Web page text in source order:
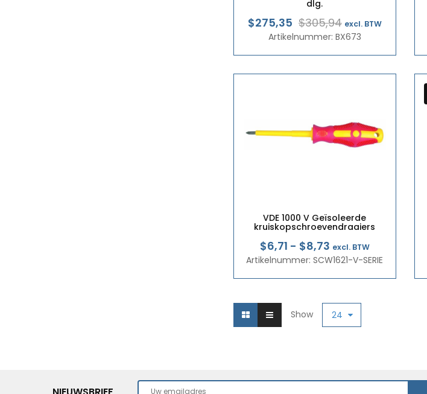
dlg.
$305,94 Oorspronkelijke
prijs
was:
€265,00.
$275,35
Huidige
prijs
is:
€238,50.
excl. BTW
Artikelnummer: BX673
VDE 1000 V Geïsoleerde
kruiskopschroevendraaiers
$6,71 - $8,73Prijsklasse:
€5,81
tot
excl. BTW
Artikelnummer: SCW1621-V-SERIE
Show 24